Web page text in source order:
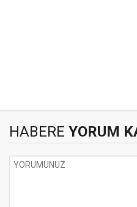
HABERE YORUM